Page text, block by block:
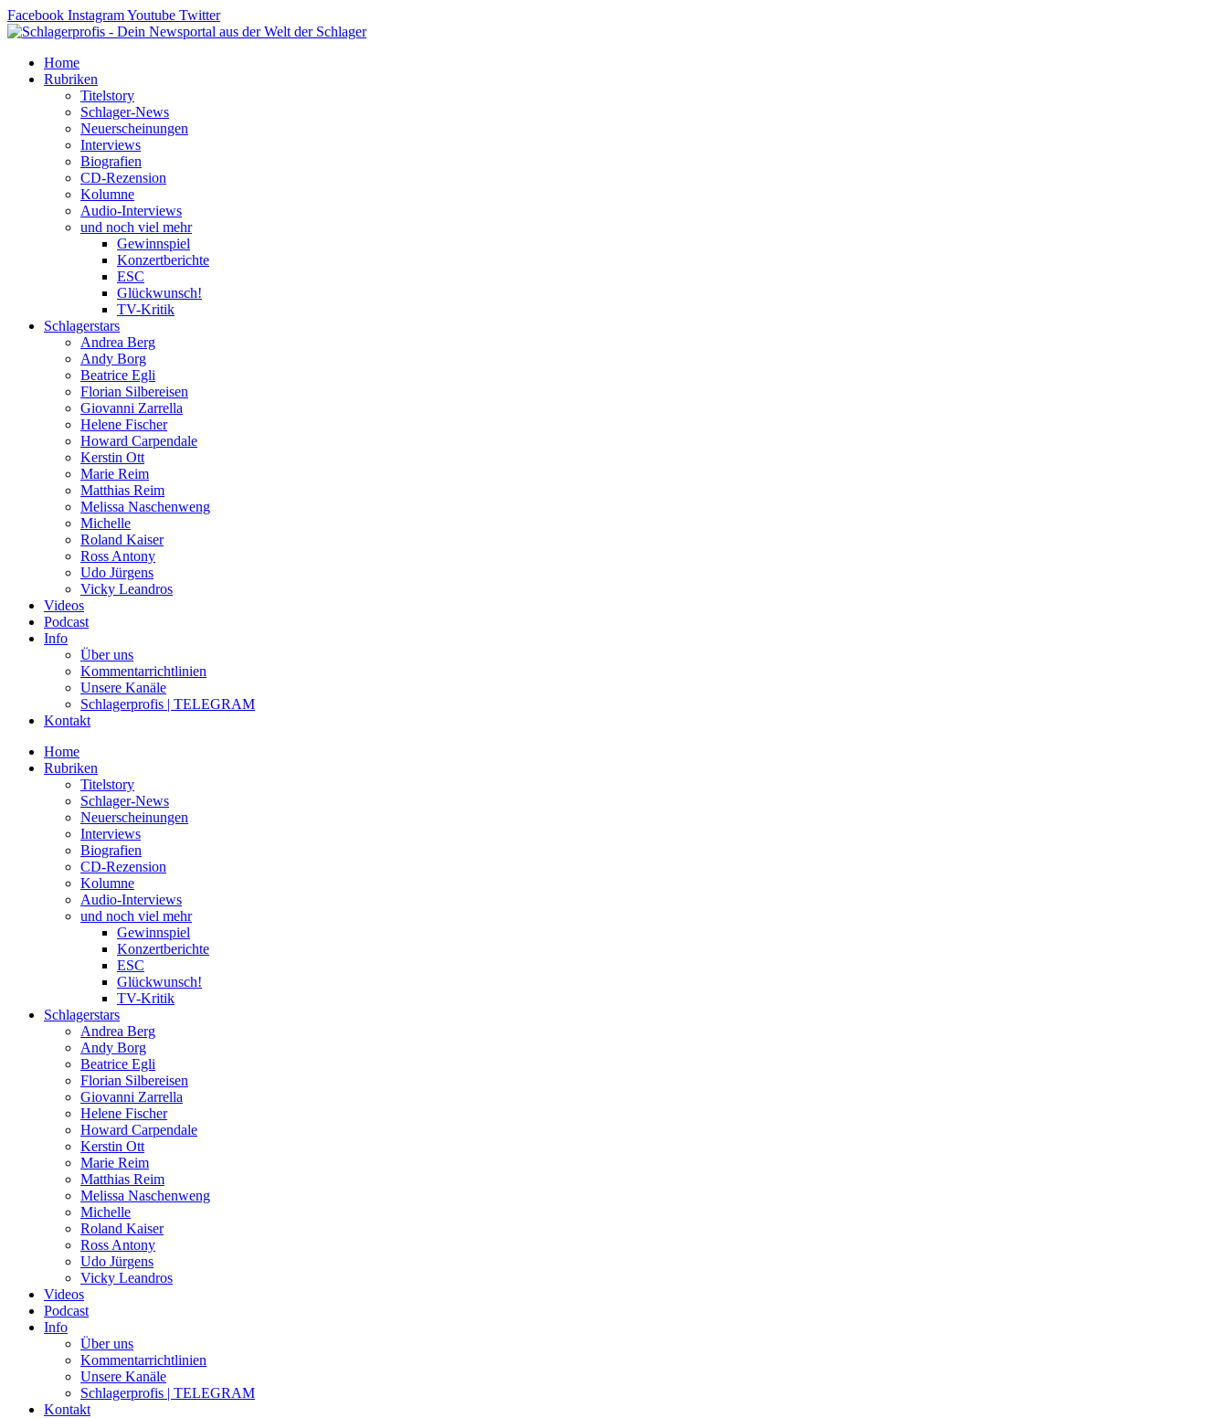
Zum
Inhalt
Facebook InstagramYoutube Twitter
Home
Rubriken
Titelstory
Schlager-News
Neuerscheinungen
Interviews
Biografien
CD-Rezension
Kolumne
Audio-Interviews
und noch viel mehr
Gewinnspiel
Konzertberichte
ESC
Glückwunsch!
TV-Kritik
Schlagerstars
Andrea Berg
Andy Borg
Beatrice Egli
Florian Silbereisen
Giovanni Zarrella
Helene Fischer
Howard Carpendale
Kerstin Ott
Marie Reim
Matthias Reim
Melissa Naschenweng
Michelle
Roland Kaiser
Ross Antony
Udo Jürgens
Vicky Leandros
Videos
Podcast
Info
Über uns
Kommentarrichtlinien
Unsere Kanäle
Schlagerprofis | TELEGRAM
Kontakt
Home
Rubriken
Titelstory
Schlager-News
Neuerscheinungen
Interviews
Biografien
CD-Rezension
Kolumne
Audio-Interviews
und noch viel mehr
Gewinnspiel
Konzertberichte
ESC
Glückwunsch!
TV-Kritik
Schlagerstars
Andrea Berg
Andy Borg
Beatrice Egli
Florian Silbereisen
Giovanni Zarrella
Helene Fischer
Howard Carpendale
Kerstin Ott
Marie Reim
Matthias Reim
Melissa Naschenweng
Michelle
Roland Kaiser
Ross Antony
Udo Jürgens
Vicky Leandros
Videos
Podcast
Info
Über uns
Kommentarrichtlinien
Unsere Kanäle
Schlagerprofis | TELEGRAM
Kontakt